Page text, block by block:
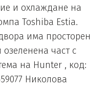
и охлаждане на
Toshiba Estia.
има просторен
част с
на Hunter , код:
Николова